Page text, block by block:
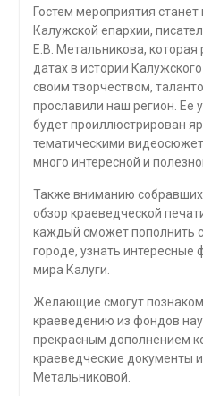
Гостем мероприятия
Калужской епархии,
Е.В. Метальникова,
датах в истории
своим творчеством,
прославили наш регион. Ее
будет проиллюстрирован
тематическими
много интересной и
Также вниманию
обзор краеведческой
каждый сможет пополнить
городе, узнать интересные
мира Калуги.
Желающие смогут
краеведению из фондов
прекрасным дополнением
краеведческие документы
Метальниковой.